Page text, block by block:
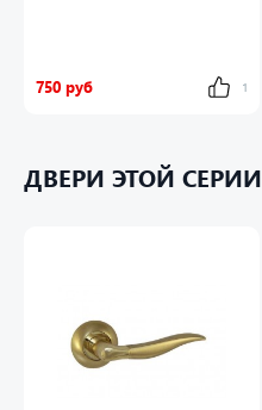
750 руб 1
ДВЕРИ ЭТОЙ СЕРИИ